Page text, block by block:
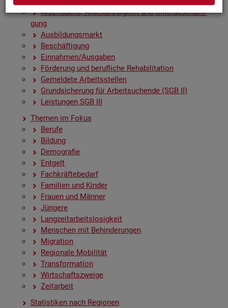
Ar­beit­su­che, Ar­beits­lo­sig­keit und Un­ter­be­schäf­ti­
gung
Aus­bil­dungs­markt
Be­schäf­ti­gung
Ein­nah­men/Aus­ga­ben
För­de­rung und be­ruf­li­che Re­ha­bi­li­ta­ti­on
Ge­mel­de­te Ar­beits­stel­len
Grund­si­che­rung für Ar­beit­su­chen­de (SGB II)
Leis­tun­gen SGB III
The­men im Fokus
Be­ru­fe
Bil­dung
De­mo­gra­fie
Ent­gelt
Fach­kräf­te­be­darf
Fa­mi­li­en und Kin­der
Frau­en und Män­ner
Jün­ge­re
Lang­zeit­ar­beits­lo­sig­keit
Men­schen mit Be­hin­de­run­gen
Mi­gra­ti­on
Re­gio­na­le Mo­bi­li­tät
Trans­for­ma­ti­on
Wirt­schafts­zwei­ge
Zeit­ar­beit
Sta­tis­ti­ken nach Re­gio­nen